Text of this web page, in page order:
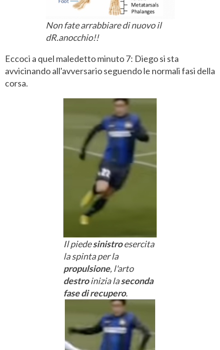
Non fate arrabbiare di nuovo il
dR.anocchio!!
Eccoci a quel maledetto minuto 7: Diego si sta
avvicinando all'avversario seguendo le normali fasi della
corsa.
Il piedesinistroesercita
la spinta per la
propulsione, l'arto
destroinizia laseconda
fase di recupero.